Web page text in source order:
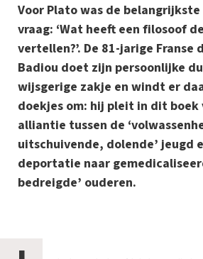
Voor Plato was de
vraag: ‘Wat heeft een filosoof
vertellen?’. De 81-jarige Franse
Badiou doet zijn persoonlijke
wijsgerige zakje en windt er
doekjes om: hij pleit in dit boek
alliantie tussen de
uitschuivende, dolende’ jeugd
deportatie naar
bedreigde’ ouderen.